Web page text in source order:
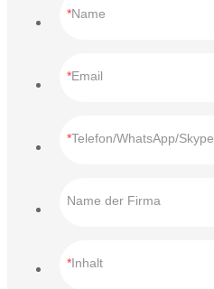
Name
Email
Telefon/WhatsApp/Skype
Name der Firma
Inhalt